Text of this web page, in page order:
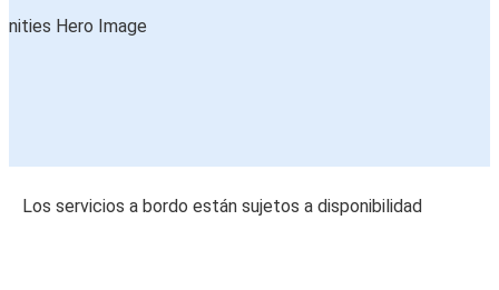
Los servicios a bordo están sujetos a disponibilidad